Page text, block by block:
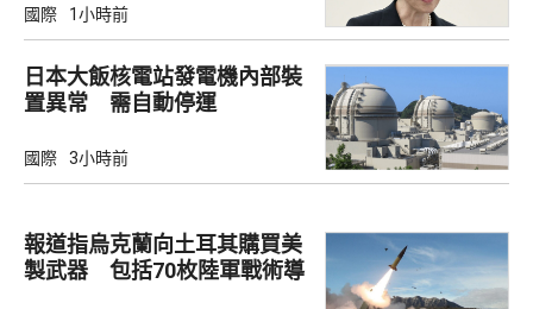
國際 1小時前
日本大飯核電站發電機內部裝
置異常 需自動停運
國際 3小時前
報道指烏克蘭向土耳其購買美
製武器 包括70枚陸軍戰術導